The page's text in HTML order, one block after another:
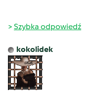
Szybka odpowiedź
kokolidek